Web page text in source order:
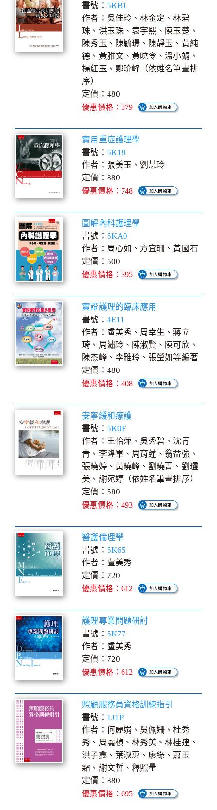
書號： 5KB1
作者：吳佳玲、林金定、林碧
珠、洪玉珠、袁宇熙、陳玉楚、
陳秀玉、陳毓璟、陳靜玉、黃純
德、黃雅文、黃曉令、溫小娟、
楊紅玉、鄭玠峰（依姓名筆畫排
序）
定價：480
優惠價格：379
實用重症護理學
書號： 5K19
作者：張美玉、劉慧玲
定價：880
優惠價格：748
圖解內科護理學
書號： 5KA0
作者：周心如、方宜珊、黃國石
定價：500
優惠價格：395
實證護理的臨床應用
書號： 4E11
作者：盧美秀、周幸生、蔣立
琦、周繡玲、陳淑賢、陳可欣、
陳杰峰、李雅玲、張瑩如等編著
定價：480
優惠價格：408
安寧緩和療護
書號： 5K0F
作者：王怡萍、吳秀碧、沈青
青、李隆軍、周育蓮、翁益強、
張曉婷、黃曉峰、劉曉菁、劉𤫩
美、謝宛婷（依姓名筆畫排序）
定價：580
優惠價格：493
醫護倫理學
書號： 5K65
作者：盧美秀
定價：720
優惠價格：612
護理專業問題研討
書號： 5K77
作者：盧美秀
定價：720
優惠價格：612
照顧服務員資格訓練指引
書號： 1J1P
作者：何麗娟、吳佩姍、杜秀
秀、周麗楨、林秀英、林桂連、
洪子鑫、葉淑惠、廖綠、蕭玉
霜、謝文哲、釋照量
定價：880
優惠價格：695